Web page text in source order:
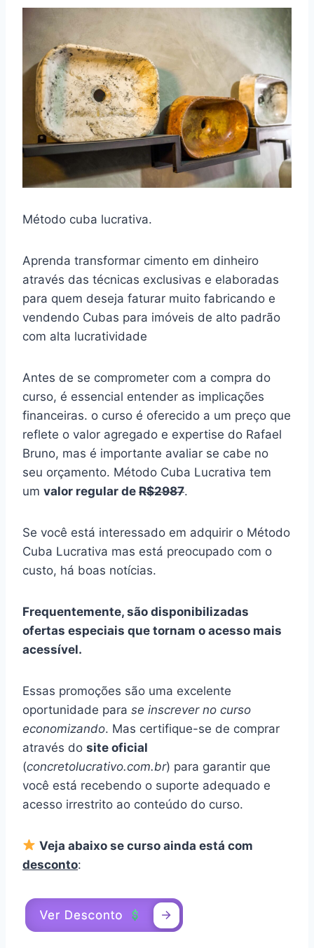
Método cuba lucrativa.
Aprenda transformar cimento em dinheiro
através das técnicas exclusivas e elaboradas
para quem deseja faturar muito fabricando e
vendendo Cubas para imóveis de alto padrão
com alta lucratividade
Antes de se comprometer com a compra do
curso, é essencial entender as implicações
financeiras. o curso é oferecido a um preço que
reflete o valor agregado e expertise do Rafael
Bruno, mas é importante avaliar se cabe no
seu orçamento. Método Cuba Lucrativa tem
um valor regular de R$2987.
Se você está interessado em adquirir o Método
Cuba Lucrativa mas está preocupado com o
custo, há boas notícias.
Frequentemente, são disponibilizadas
ofertas especiais que tornam o acesso mais
acessível.
Essas promoções são uma excelente
oportunidade para se inscrever no curso
economizando. Mas certifique-se de comprar
através do site oficial
(concretolucrativo.com.br) para garantir que
você está recebendo o suporte adequado e
acesso irrestrito ao conteúdo do curso.
Veja abaixo se curso ainda está com
desconto: